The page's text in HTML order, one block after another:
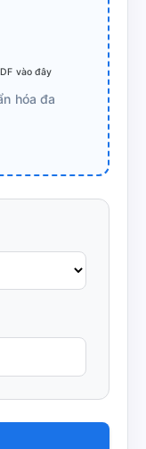
vào đây
hóa đa